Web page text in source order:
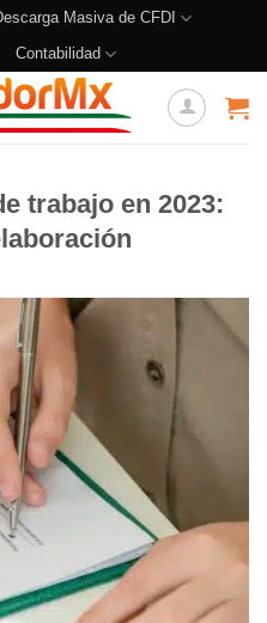
Masiva de CFDI
Contabilidad
trabajo en 2023: